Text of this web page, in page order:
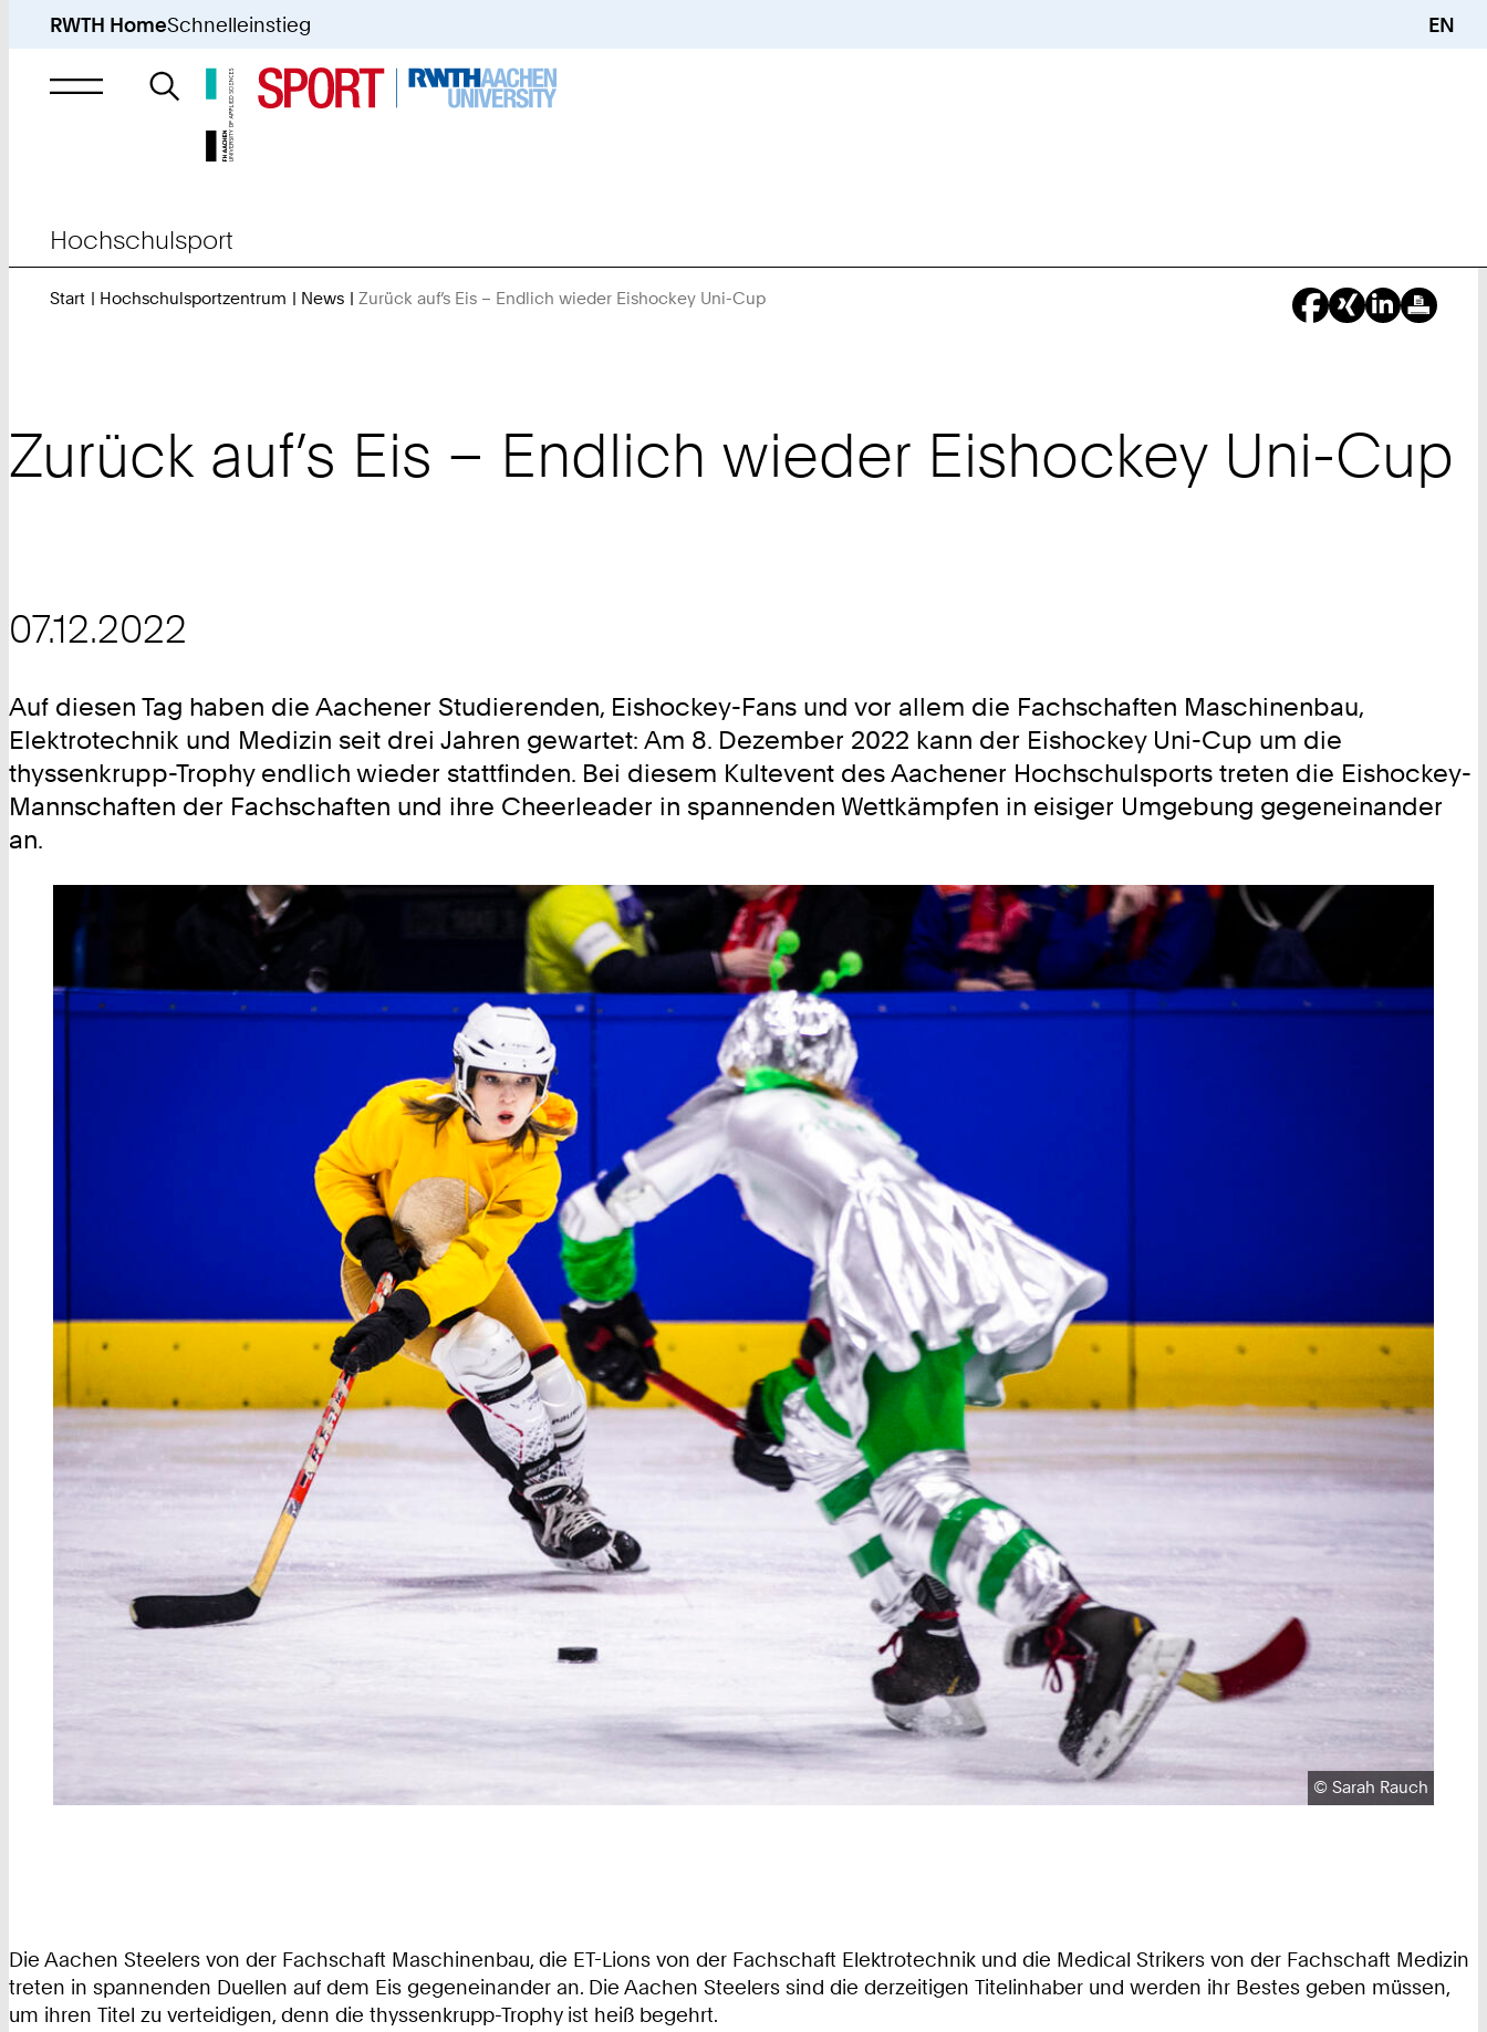
RWTH HomeSchnelleinstieg EN
Suche
nach
Hochschulsport
Start Hochschulsportzentrum News Zurück auf’s Eis – Endlich wieder Eishockey Uni-Cup
Zurück auf’s Eis – Endlich wieder Eishockey Uni-Cup
07.12.2022
Auf diesen Tag haben die Aachener Studierenden, Eishockey-Fans und vor allem die Fachschaften Maschinenbau,
Elektrotechnik und Medizin seit drei Jahren gewartet: Am 8. Dezember 2022 kann der Eishockey Uni-Cup um die
thyssenkrupp-Trophy endlich wieder stattfinden. Bei diesem Kultevent des Aachener Hochschulsports treten die Eishockey-
Mannschaften der Fachschaften und ihre Cheerleader in spannenden Wettkämpfen in eisiger Umgebung gegeneinander
an.
Urheberrecht:
©Sarah Rauch
Die Aachen Steelers von der Fachschaft Maschinenbau, die ET-Lions von der Fachschaft Elektrotechnik und die Medical Strikers von der Fachschaft Medizin
treten in spannenden Duellen auf dem Eis gegeneinander an. Die Aachen Steelers sind die derzeitigen Titelinhaber und werden ihr Bestes geben müssen,
um ihren Titel zu verteidigen, denn die thyssenkrupp-Trophy ist heiß begehrt.